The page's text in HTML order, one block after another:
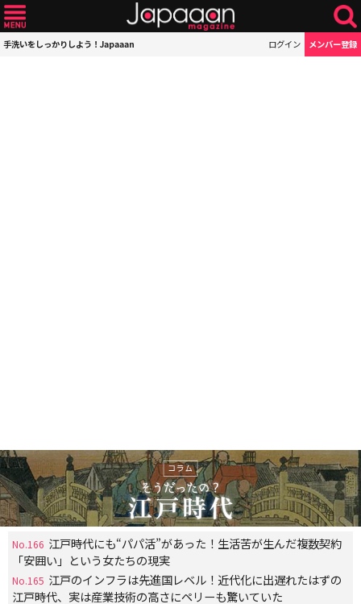
手洗いをしっかりしよう！Japaaan ログイン メンバー登録
No.166 江戸時代にも“パパ活”があった！生活苦が生んだ複数契約
「安囲い」という女たちの現実
No.165 江戸のインフラは先進国レベル！近代化に出遅れたはずの
江戸時代、実は産業技術の高さにペリーも驚いていた